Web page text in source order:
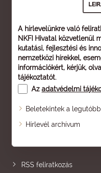
A hírlevelünkre való
NKFI Hivatal közvetlenül
kutatási, fejlesztési és
nemzetközi hírekkel,
információkért, kérjük,
tájékoztatót.
Az adatvédelmi
Beletekintek a
Hírlevél archívum
Oldaltérkép
RSS feliratkozás